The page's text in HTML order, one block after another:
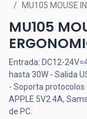
MU105 MOUSE
MU105
Entrada: DC12-
hasta 30W - Salida
- Soporta protocolos
APPLE 5V2.4A,
de PC.